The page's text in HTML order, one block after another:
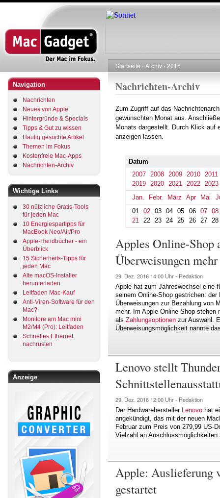
Direkt
zum
Navigation
Nachrichten
Neues von Apple
Hintergründe & Specials
Tipps & Gut zu wissen
Häufig gesuchte Artikel
Themen im Fokus
Kostenfreie Mac-Apps
Nachrichten-Archiv
Wichtige Links
30 nützliche Gratis-Tools
für jeden Mac
10 Energiespartipps für
MacBook Neo/Air/Pro
Apple-Handbücher - ein
Überblick
15 Sicherheits-Tipps für
jeden Mac
Alte macOS-Installer
herunterladen
Leitfaden Mac-Kauf
Anti-Viren-Software für den
Mac?
Monitore am Mac mini
M2/M4 (Pro): Leitfaden
Schnelles Ethernet
nachrüsten
Anzeige
Pfadnavigation
Startseite Archiv 2016
Nachrichten-Archiv
Zum Zugriff auf das
gewünschten Monat aus.
Monats dargestellt. Durch Klick auf
anzeigen lassen.
Datum
2007
2008 2009 2010
2011
2019
2020 2021 2022
2023
Jan.
Febr. März Apr Mai
01
02 03 04 05 06 07
08
21
22 23 24 25 26 27 28
Apples Online-Shop
Überweisungen mehr
29. Dez. 2016 14:00 Uhr - Redaktion
Apple hat zum Jahreswechsel eine
seinem Online-Shop gestrichen:
Überweisungen zur Bezahlung von
mehr. Im Apple-Online-Shop
als Zahlungsoptionen zur Auswahl.
Überweisungsmöglichkeit nannte
Lenovo stellt
29. Dez. 2016 12:00 Uhr - Redaktion
Der Hardwarehersteller Lenovo hat
angekündigt, das mit der neuen
Februar zum Preis von 279,99 US-
Vielzahl an Anschlussmöglichkeiten
Apple: Auslieferung
gestartet